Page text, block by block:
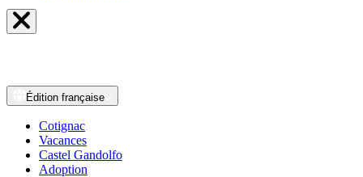
Édition française
Cotignac
Vacances
Castel Gandolfo
Adoption